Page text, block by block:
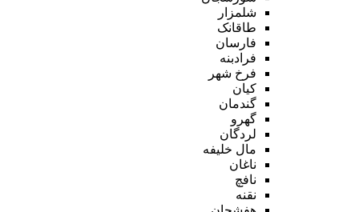
شلمزار
طاقانک
فارسان
فرادبنه
فرخ شهر
کیان
گندمان
گهرو
لردگان
مال خلیفه
ناغان
نافچ
نقنه